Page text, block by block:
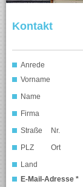
Kontakt
Anrede
Vorname
Name
Firma
Straße
Nr.
PLZ
Ort
Land
E-Mail-Adresse *